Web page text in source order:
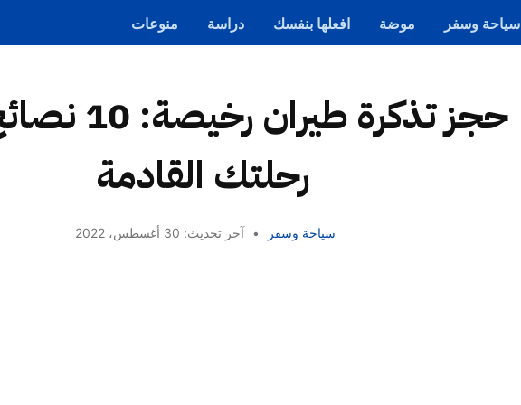
سياحة وسفر موضة افعلها بنفسك دراسة منوعات
حجز تذكرة
رحلتك القادمة
سياحة وسفر • آخر تحديث: 30 أغسطس، 2022